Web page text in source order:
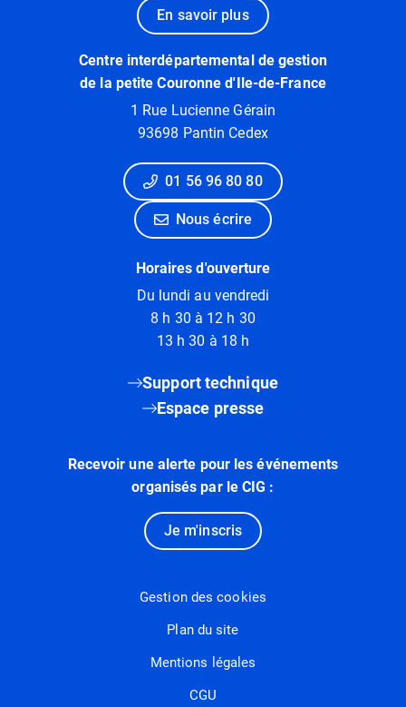
En savoir plus
Centre interdépartemental de gestion
de la petite Couronne d'Ile-de-France
1 Rue Lucienne Gérain
93698 Pantin Cedex
01 56 96 80 80
Nous écrire
Horaires d'ouverture
Du lundi au vendredi
8 h 30 à 12 h 30
13 h 30 à 18 h
Support technique
Espace presse
Recevoir une alerte pour les événements
organisés par le CIG :
Je m'inscris
Gestion des cookies
Plan du site
Mentions légales
CGU